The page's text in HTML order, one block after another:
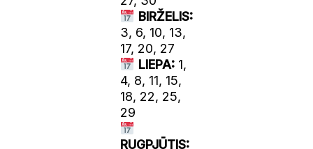
BIRŽELIS:
3, 6, 10, 13,
17, 20, 27
LIEPA:1,
4, 8, 11, 15,
18, 22, 25,
29
RUGPJŪTIS: